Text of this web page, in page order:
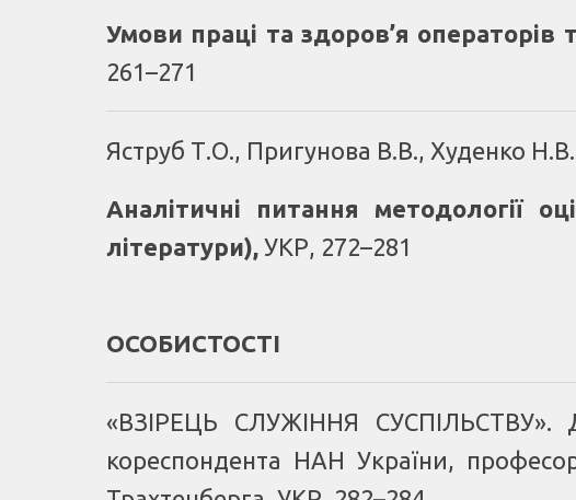
Умови праці та здоров’я операторів
261–271
Яструб Т.О., Пригунова В.В., Худенко
Аналітичні питання методології
літератури), УКР, 272–281
ОСОБИСТОСТІ
«ВЗІРЕЦЬ СЛУЖІННЯ
кореспондента НАН України,